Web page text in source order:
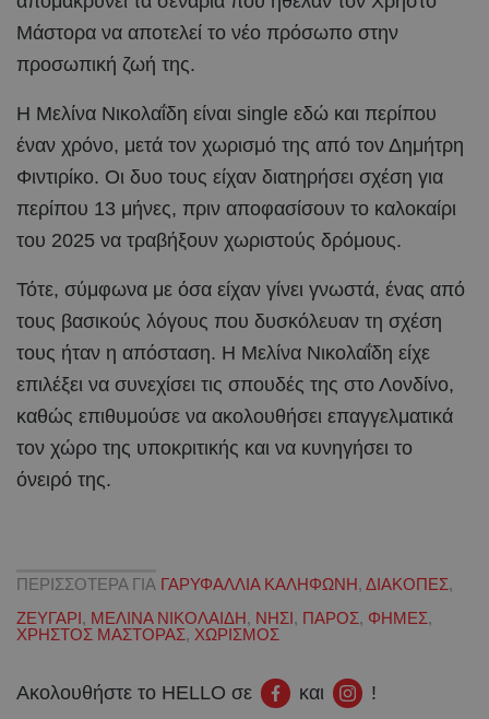
Μάστορα να αποτελεί το νέο πρόσωπο στην
προσωπική ζωή της.
Η Μελίνα Νικολαΐδη είναι single εδώ και περίπου
έναν χρόνο, μετά τον χωρισμό της από τον Δημήτρη
Φιντιρίκο. Οι δυο τους είχαν διατηρήσει σχέση για
περίπου 13 μήνες, πριν αποφασίσουν το καλοκαίρι
του 2025 να τραβήξουν χωριστούς δρόμους.
Τότε, σύμφωνα με όσα είχαν γίνει γνωστά, ένας από
τους βασικούς λόγους που δυσκόλευαν τη σχέση
τους ήταν η απόσταση. Η Μελίνα Νικολαΐδη είχε
επιλέξει να συνεχίσει τις σπουδές της στο Λονδίνο,
καθώς επιθυμούσε να ακολουθήσει επαγγελματικά
τον χώρο της υποκριτικής και να κυνηγήσει το
όνειρό της.
ΠΕΡΙΣΣΟΤΕΡΑ ΓΙΑ ΓΑΡΥΦΑΛΛΙΑ ΚΑΛΗΦΩΝΗ, ΔΙΑΚΟΠΕΣ,
ΖΕΥΓΑΡΙ, ΜΕΛΙΝΑ ΝΙΚΟΛΑΙΔΗ, ΝΗΣΙ, ΠΑΡΟΣ, ΦΗΜΕΣ,
ΧΡΗΣΤΟΣ ΜΑΣΤΟΡΑΣ, ΧΩΡΙΣΜΟΣ
Ακολουθήστε το HELLO σε και !